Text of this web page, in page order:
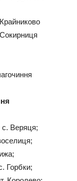
с. Веряця;
Горбки;